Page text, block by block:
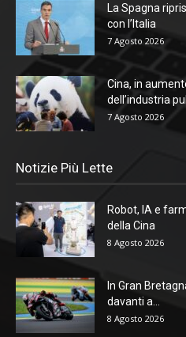
La Spagna
con l’Italia
7 Agosto 2026
Cina, in
dell’industria
7 Agosto 2026
Notizie Più Lette
Robot, IA e
della Cina
8 Agosto 2026
In Gran
davanti a...
8 Agosto 2026